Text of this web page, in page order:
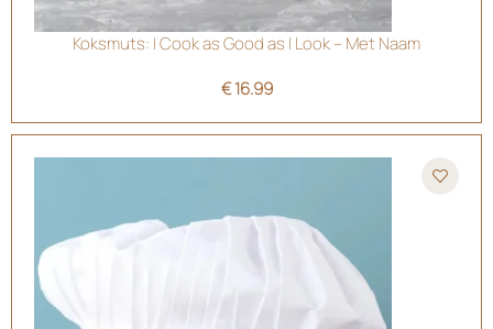
Koksmuts: I Cook as Good as I Look – Met Naam
€16.99